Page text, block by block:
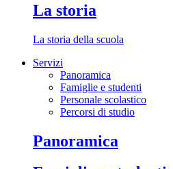
La storia
La storia della scuola
Servizi
Panoramica
Famiglie e studenti
Personale scolastico
Percorsi di studio
Panoramica